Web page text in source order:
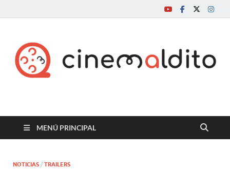
Cine maldito
MENÚ PRINCIPAL
NOTICIAS / TRAILERS